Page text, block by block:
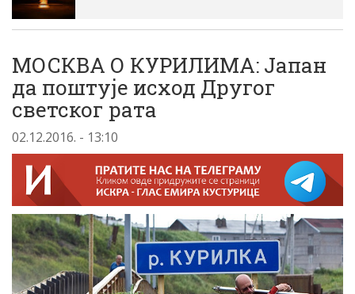
МОСКВА О КУРИЛИМА: Јапан
да поштује исход Другог
светског рата
02.12.2016. - 13:10